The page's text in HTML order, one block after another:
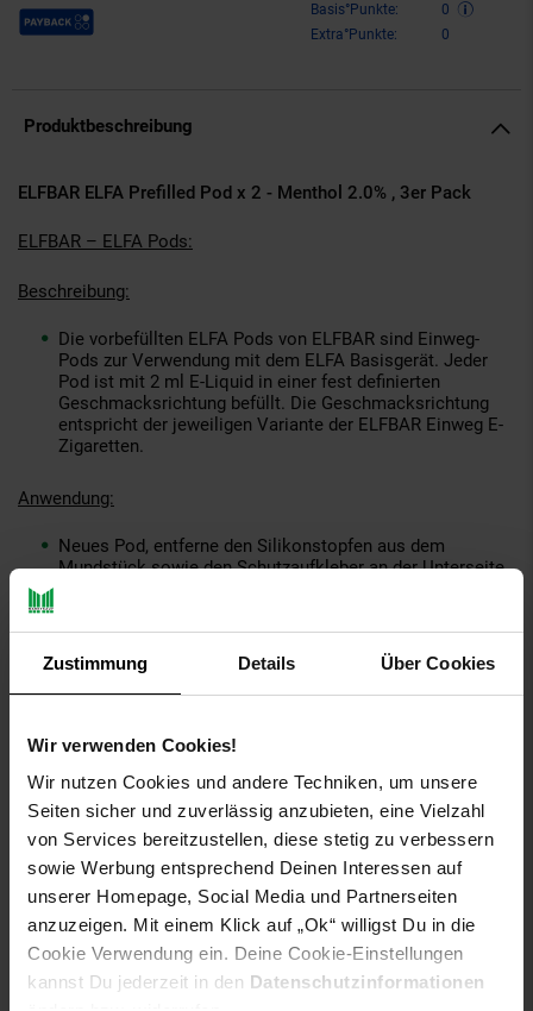
Zustimmung Details Über Cookies
Wir verwenden Cookies!
Wir nutzen Cookies und andere Techniken, um unsere
Seiten sicher und zuverlässig anzubieten, eine Vielzahl
von Services bereitzustellen, diese stetig zu verbessern
sowie Werbung entsprechend Deinen Interessen auf
unserer Homepage, Social Media und Partnerseiten
anzuzeigen. Mit einem Klick auf „Ok“ willigst Du in die
Cookie Verwendung ein. Deine Cookie-Einstellungen
kannst Du jederzeit in den Datenschutzinformationen
Payback Punkte Basis°Punkte:
0
Extra°Punkte:
0
Produktbeschreibung
ELFBAR ELFA Prefilled Pod x 2 - Menthol 2.0% , 3er Pack
ELFBAR – ELFA Pods:
Beschreibung:
Die vorbefüllten ELFA Pods von ELFBAR sind Einweg-
Pods zur Verwendung mit dem ELFA Basisgerät. Jeder
Pod ist mit 2 ml E-Liquid in einer fest definierten
Geschmacksrichtung befüllt. Die Geschmacksrichtung
entspricht der jeweiligen Variante der ELFBAR Einweg E-
Zigaretten.
Anwendung:
Neues Pod, entferne den Silikonstopfen aus dem
Mundstück sowie den Schutzaufkleber an der Unterseite
Kindern auf – Verschluckungsgefahr)
Drücke den unteren Teil des Pods vollständig in das Pod
Gehäuse, somit kann der Verdampferkopf (Coil) mit dem
vorgefüllten E-Liquid benetzt werden
nach dem eindrücken warten und dann senkrecht in das
ELFA Basisgerät einsetzen (Magnetische Verbindung)
Nikotinstärke:20mg/ml (2,0% w/v)- Nikoton-Salz
Inhalt:2ml
PG/VG: 50/50
Nach Leerung, bitte recyceln!
Nicht für Personen unter 18 Jahren!
Giftig bei Verschlucken. Schädlich für Wasserorganismen, mit
Langfristiger Wirkung. Ist ärztlicher Rat erforderlich,